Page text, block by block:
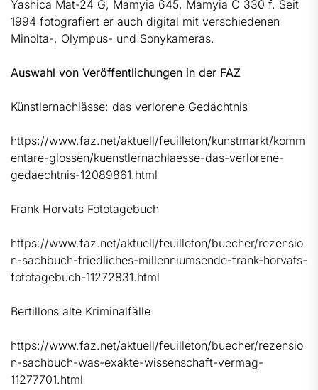
Yashica Mat-24 G, Mamyia 645, Mamyia C 330 f. Seit
1994 fotografiert er auch digital mit verschiedenen
Minolta-, Olympus- und Sonykameras.
Auswahl von Veröffentlichungen in der FAZ
Künstlernachlässe: das verlorene Gedächtnis
https://www.faz.net/aktuell/feuilleton/kunstmarkt/komm
entare-glossen/kuenstlernachlaesse-das-verlorene-
gedaechtnis-12089861.html
Frank Horvats Fototagebuch
https://www.faz.net/aktuell/feuilleton/buecher/rezensio
n-sachbuch-friedliches-millenniumsende-frank-horvats-
fototagebuch-11272831.html
Bertillons alte Kriminalfälle
https://www.faz.net/aktuell/feuilleton/buecher/rezensio
n-sachbuch-was-exakte-wissenschaft-vermag-
11277701.html